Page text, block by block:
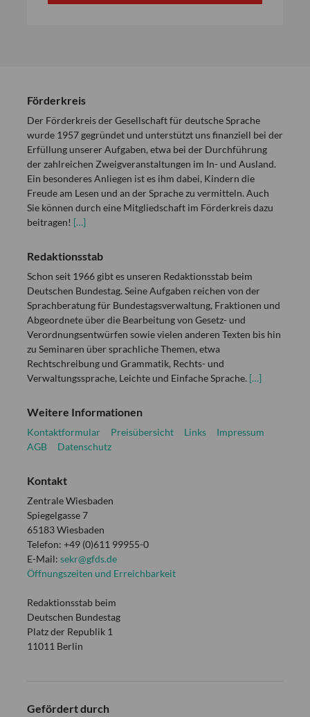
Förderkreis
Der Förderkreis der Gesellschaft für deutsche Sprache
wurde 1957 gegründet und unterstützt uns finanziell bei der
Erfüllung unserer Aufgaben, etwa bei der Durchführung
der zahlreichen Zweigveranstaltungen im In- und Ausland.
Ein besonderes Anliegen ist es ihm dabei, Kindern die
Freude am Lesen und an der Sprache zu vermitteln. Auch
Sie können durch eine Mitgliedschaft im Förderkreis dazu
beitragen! […]
Redaktionsstab
Schon seit 1966 gibt es unseren Redaktionsstab beim
Deutschen Bundestag. Seine Aufgaben reichen von der
Sprachberatung für Bundestagsverwaltung, Fraktionen und
Abgeordnete über die Bearbeitung von Gesetz- und
Verordnungsentwürfen sowie vielen anderen Texten bis hin
zu Seminaren über sprachliche Themen, etwa
Rechtschreibung und Grammatik, Rechts- und
Verwaltungssprache, Leichte und Einfache Sprache. […]
Weitere Informationen
Kontaktformular Preisübersicht Links
Impressum
AGB
Datenschutz
Kontakt
Zentrale Wiesbaden
Spiegelgasse 7
65183 Wiesbaden
Telefon: +49 (0)611 99955-0
E-Mail: sekr@gfds.de
Öffnungszeiten und Erreichbarkeit
Redaktionsstab beim
Deutschen Bundestag
Platz der Republik 1
11011 Berlin
Gefördert durch